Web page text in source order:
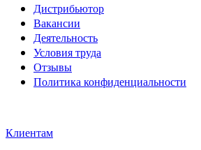
Дистрибьютор
Вакансии
Деятельность
Условия труда
Отзывы
Политика конфиденциальности
Клиентам